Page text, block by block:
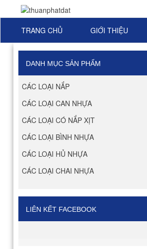
TRANG CHỦ GIỚI THIỆU
DANH MỤC SẢN PHẨM
CÁC LOẠI NẮP
CÁC LOẠI CAN NHỰA
CÁC LOẠI CÓ NẮP XỊT
CÁC LOẠI BÌNH NHỰA
CÁC LOẠI HỦ NHỰA
CÁC LOẠI CHAI NHỰA
LIÊN KẾT FACEBOOK